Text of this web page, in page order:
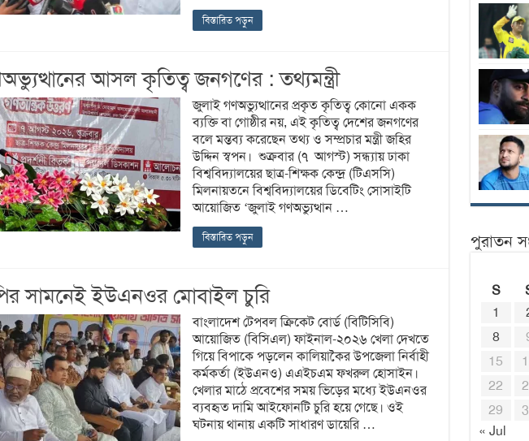
বিস্তারিত পড়ুন
আসল কৃতিত্ব জনগণের : তথ্যমন্ত্রী
জুলাই গণঅভ্যুত্থানের প্রকৃত কৃতিত্ব কোনো একক
ব্যক্তি বা গোষ্ঠীর নয়, এই কৃতিত্ব দেশের জনগণের
বলে মন্তব্য করেছেন তথ্য ও সম্প্রচার মন্ত্রী জহির
উদ্দিন স্বপন। শুক্রবার (৭ আগস্ট) সন্ধ্যায় ঢাকা
বিশ্ববিদ্যালয়ের ছাত্র-শিক্ষক কেন্দ্র (টিএসসি)
মিলনায়তনে বিশ্ববিদ্যালয়ের ডিবেটিং সোসাইটি
আয়োজিত ‘জুলাই গণঅভ্যুত্থান …
বিস্তারিত পড়ুন
সামনেই ইউএনওর মোবাইল চুরি
বাংলাদেশ টেপবল ক্রিকেট বোর্ড (বিটিসিবি)
আয়োজিত (বিসিএল) ফাইনাল-২০২৬ খেলা দেখতে
গিয়ে বিপাকে পড়লেন কালিয়াকৈর উপজেলা নির্বাহী
কর্মকর্তা (ইউএনও) এএইচএম ফখরুল হোসাইন।
খেলার মাঠে প্রবেশের সময় ভিড়ের মধ্যে ইউএনওর
ব্যবহৃত দামি আইফোনটি চুরি হয়ে গেছে। ওই
ঘটনায় থানায় একটি সাধারণ ডায়েরি …
পুরাতন
S
1
8
15
22
29
« Jul